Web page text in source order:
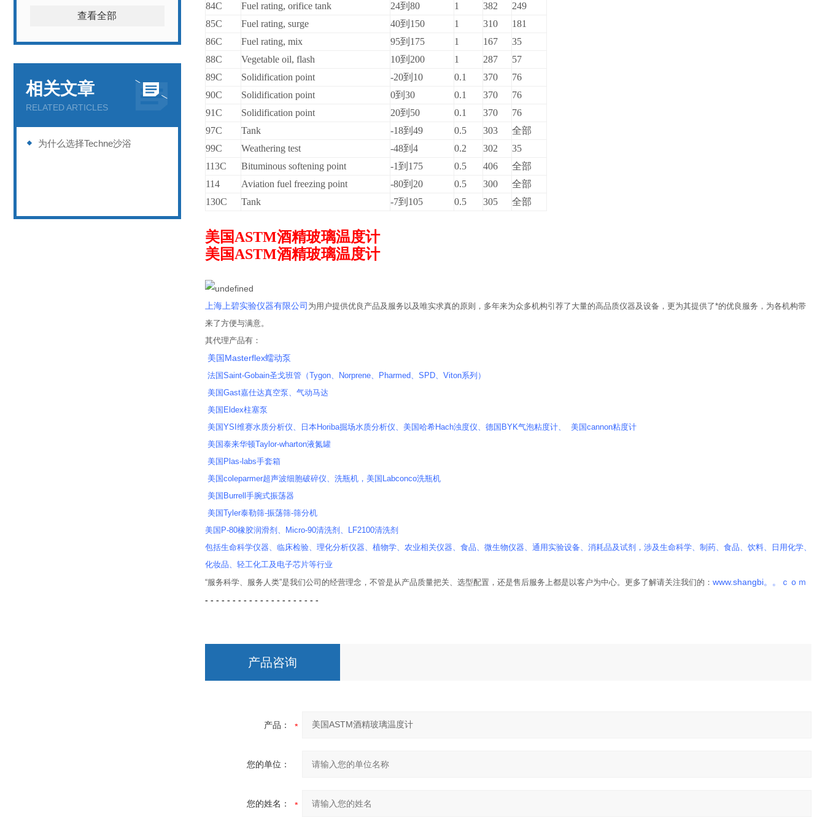
查看全部
相关文章
RELATED ARTICLES
为什么选择Techne沙浴
84C
Fuel rating, orifice tank 24到80 1 382
249
85C
Fuel rating, surge 40到150 1 310
181
86C
Fuel rating, mix 95到175 1 167
35
88C
Vegetable oil, flash 10到200 1 287
57
89C
Solidification point -20到10 0.1 370
76
90C
Solidification point 0到30 0.1 370
76
91C
Solidification point 20到50 0.1 370
76
97C
Tank -18到49 0.5 303
全部
99C
Weathering test -48到4 0.2 302
35
113C
Bituminous softening point -1到175 0.5 406
全部
114
Aviation fuel freezing point -80到20 0.5 300
全部
130C
Tank -7到105 0.5 305 全部
美国ASTM酒精玻璃温度计
美国ASTM酒精玻璃温度计
上海上碧实验仪器有限公司 为用户提供优良产品及服务以及唯实求真的原则，多年来为众多机构引荐了大量的高品质仪器及设备，更为其提供了*的优良服务，为各机构带
来了方便与满意。
其代理产品有：
美国Masterflex蠕动泵
法国Saint-Gobain圣戈班管（Tygon、Norprene、Pharmed、SPD、Viton系列）
美国Gast嘉仕达真空泵、气动马达
美国Eldex柱塞泵
美国YSI维赛水质分析仪、日本Horiba掘场水质分析仪、美国哈希Hach浊度仪、德国BYK气泡粘度计、 美国cannon粘度计
美国泰来华顿Taylor-wharton液氮罐
美国Plas-labs手套箱
美国coleparmer超声波细胞破碎仪、洗瓶机，美国Labconco洗瓶机
美国Burrell手腕式振荡器
美国Tyler泰勒筛-振荡筛-筛分机
美国P-80橡胶润滑剂、Micro-90清洗剂、LF2100清洗剂
包括生命科学仪器、临床检验、理化分析仪器、植物学、农业相关仪器、食品、微生物仪器、通用实验设备、消耗品及试剂，涉及生命科学、制药、食品、饮料、日用化学、
化妆品、轻工化工及电子芯片等行业
“服务科学、服务人类”是我们公司的经营理念，不管是从产品质量把关、选型配置，还是售后服务上都是以客户为中心。更多了解请关注我们的： www.shangbi。。ｃｏｍ
- - - - - - - - - - - - - - - - - - - - -
产品咨询
产品：
您的单位：
您的姓名：